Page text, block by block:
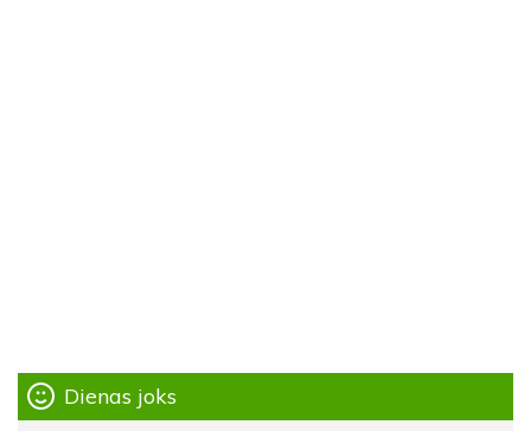
Dienas joks